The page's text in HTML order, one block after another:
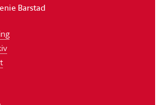
Barstad